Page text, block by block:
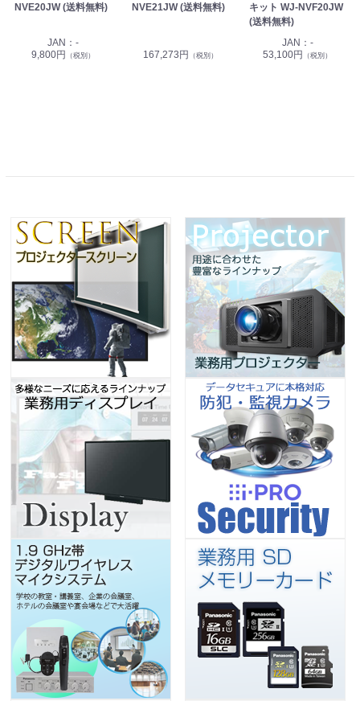
NVE20JW (送料無料)
JAN：-
9,800円
（税別）
NVE21JW (送料無料)
167,273円 （税別）
キット WJ-NVF20JW
(送料無料)
JAN：-
53,100円
（税別）